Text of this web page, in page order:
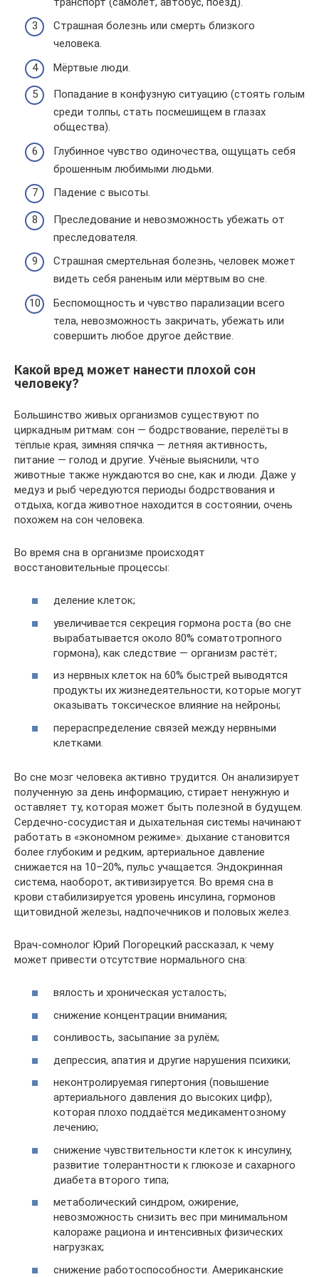
Страшная болезнь или смерть близкого
человека.
Мёртвые люди.
Попадание в конфузную ситуацию (стоять голым
среди толпы, стать посмешищем в глазах
общества).
Глубинное чувство одиночества, ощущать себя
брошенным любимыми людьми.
Падение с высоты.
Преследование и невозможность убежать от
преследователя.
Страшная смертельная болезнь, человек может
видеть себя раненым или мёртвым во сне.
Беспомощность и чувство парализации всего
тела, невозможность закричать, убежать или
совершить любое другое действие.
Какой вред может нанести плохой сон
человеку?
Большинство живых организмов существуют по
циркадным ритмам: сон — бодрствование, перелёты в
тёплые края, зимняя спячка — летняя активность,
питание — голод и другие. Учёные выяснили, что
животные также нуждаются во сне, как и люди. Даже у
медуз и рыб чередуются периоды бодрствования и
отдыха, когда животное находится в состоянии, очень
похожем на сон человека.
Во время сна в организме происходят
восстановительные процессы:
деление клеток;
увеличивается секреция гормона роста (во сне
вырабатывается около 80% соматотропного
гормона), как следствие — организм растёт;
из нервных клеток на 60% быстрей выводятся
продукты их жизнедеятельности, которые могут
оказывать токсическое влияние на нейроны;
перераспределение связей между нервными
клетками.
Во сне мозг человека активно трудится. Он анализирует
полученную за день информацию, стирает ненужную и
оставляет ту, которая может быть полезной в будущем.
Сердечно-сосудистая и дыхательная системы начинают
работать в «экономном режиме»: дыхание становится
более глубоким и редким, артериальное давление
снижается на 10–20%, пульс учащается. Эндокринная
система, наоборот, активизируется. Во время сна в
крови стабилизируется уровень инсулина, гормонов
щитовидной железы, надпочечников и половых желез.
Врач-сомнолог Юрий Погорецкий рассказал, к чему
может привести отсутствие нормального сна:
вялость и хроническая усталость;
снижение концентрации внимания;
сонливость, засыпание за рулём;
депрессия, апатия и другие нарушения психики;
неконтролируемая гипертония (повышение
артериального давления до высоких цифр),
которая плохо поддаётся медикаментозному
лечению;
снижение чувствительности клеток к инсулину,
развитие толерантности к глюкозе и сахарного
диабета второго типа;
метаболический синдром, ожирение,
невозможность снизить вес при минимальном
калораже рациона и интенсивных физических
нагрузках;
снижение работоспособности. Американские